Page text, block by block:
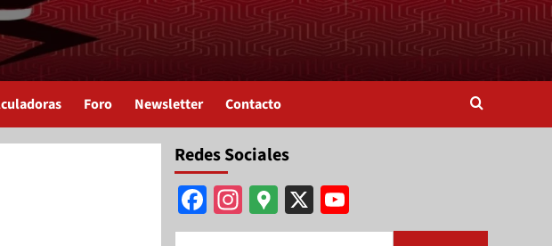
Foro Newsletter Contacto
Redes Sociales
Facebook
Instagram
Google
Maps
X YouTube
Channel